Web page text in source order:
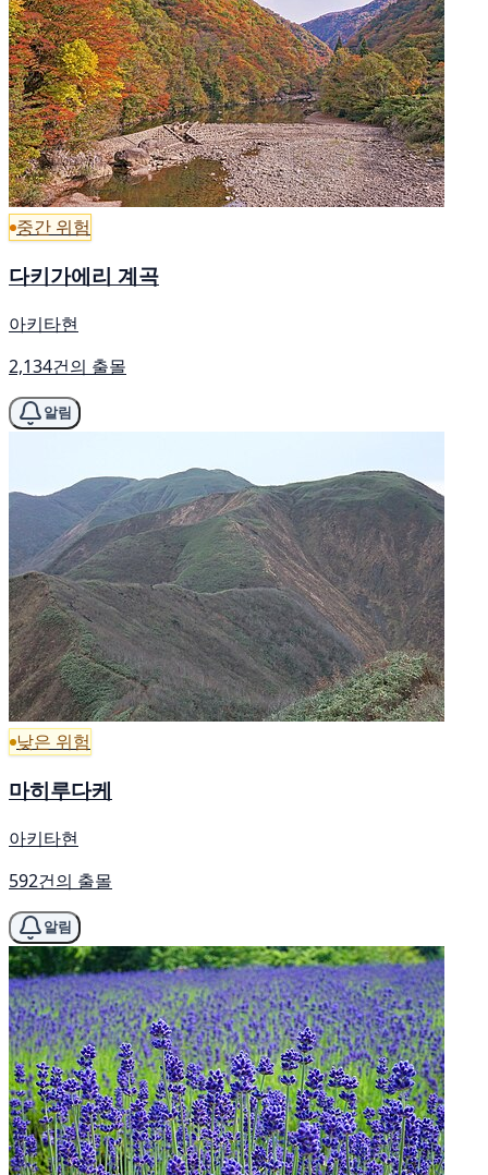
중간 위험
다키가에리 계곡
아키타현
2,134건의 출몰
알림
낮은 위험
마히루다케
아키타현
592건의 출몰
알림